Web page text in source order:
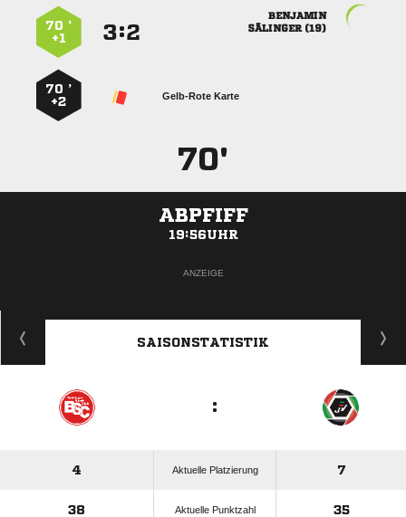

 
:
70 ’
+1
Gelb-Rote Karte
70 ’
+2
70'
ABPFIFF
19:56UHR
ANZEIGE
SAISONSTATISTIK
:
4 Aktuelle Platzierung 7
38 Aktuelle Punktzahl 35